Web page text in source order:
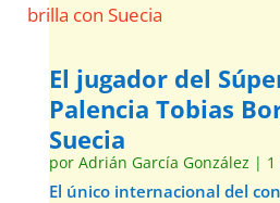
El jugador del
Palencia Tobias
Suecia
por Adrián García González | 1
El único internacional del